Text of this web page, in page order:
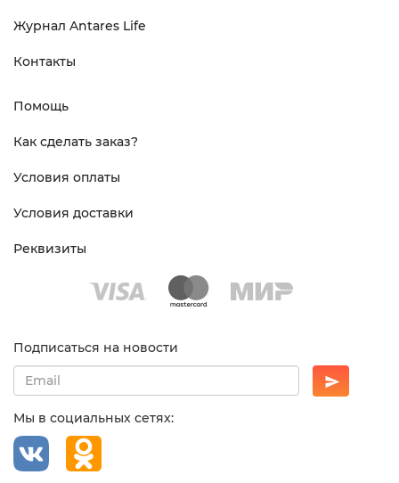
Журнал Antares Life
Контакты
Помощь
Как сделать заказ?
Условия оплаты
Условия доставки
Реквизиты
Подписаться на новости
Мы в социальных сетях: